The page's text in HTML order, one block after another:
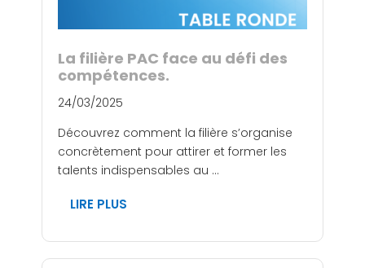
La filière PAC face au défi des
compétences.
24/03/2025
Découvrez comment la filière s’organise
concrètement pour attirer et former les
talents indispensables au ...
LIRE PLUS